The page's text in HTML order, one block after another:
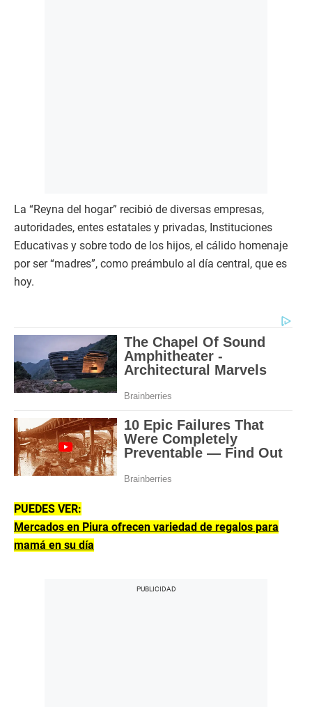
La “Reyna del hogar” recibió de diversas empresas,
autoridades, entes estatales y privadas, Instituciones
Educativas y sobre todo de los hijos, el cálido homenaje
por ser “madres”, como preámbulo al día central, que es
hoy.
PUEDES VER:
Mercados en Piura ofrecen variedad de regalos para
mamá en su día